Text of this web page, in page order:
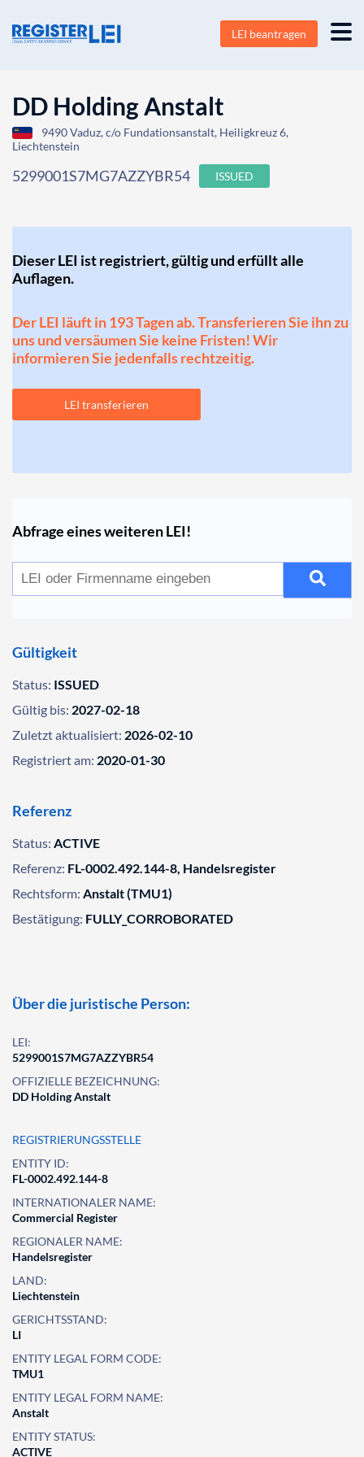
LEI beantragen
DD Holding Anstalt
9490 Vaduz, c/o Fundationsanstalt, Heiligkreuz 6,
Liechtenstein
5299001S7MG7AZZYBR54 ISSUED
Dieser LEI ist registriert, gültig und erfüllt alle
Auflagen.
Der LEI läuft in 193 Tagen ab. Transferieren Sie ihn zu
uns und versäumen Sie keine Fristen! Wir
informieren Sie jedenfalls rechtzeitig.
LEI transferieren
Abfrage eines weiteren LEI!
Gültigkeit
Status: ISSUED
Gültig bis: 2027-02-18
Zuletzt aktualisiert: 2026-02-10
Registriert am: 2020-01-30
Referenz
Status: ACTIVE
Referenz: FL-0002.492.144-8, Handelsregister
Rechtsform: Anstalt (TMU1)
Bestätigung: FULLY_CORROBORATED
Über die juristische Person:
LEI:
5299001S7MG7AZZYBR54
OFFIZIELLE BEZEICHNUNG:
DD Holding Anstalt
REGISTRIERUNGSSTELLE
ENTITY ID:
FL-0002.492.144-8
INTERNATIONALER NAME:
Commercial Register
REGIONALER NAME:
Handelsregister
LAND:
Liechtenstein
GERICHTSSTAND:
LI
ENTITY LEGAL FORM CODE:
TMU1
ENTITY LEGAL FORM NAME:
Anstalt
ENTITY STATUS:
ACTIVE